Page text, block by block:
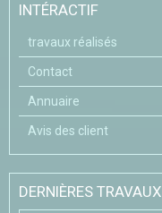
INTÉRACTIF
travaux réalisés
Contact
Annuaire
Avis des client
DERNIÈRES TRAVAUX